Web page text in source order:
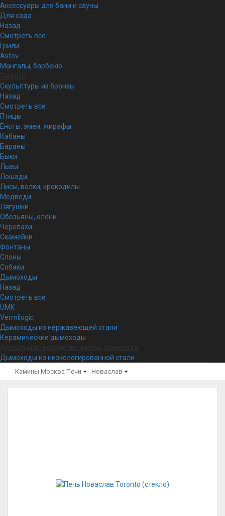
Аксессуары для бани и сауны
Для сада
Назад
Смотреть все
Грили
Astov
Мангалы, барбекю
Скульптуры из бронзы
Назад
Смотреть все
Птицы
Еноты, змеи, жирафы
Кабаны
Бараны
Быки
Львы
Лошади
Лисы, волки, крокодилы
Медведи
Лягушки
Обезьяны, олени
Черепахи
Скамейки
Фонтаны
Слоны
Собаки
Дымоходы
Назад
Смотреть все
UMK
Vermilogic
Дымоходы из нержавеющей стали
Керамические дымоходы
Дымоходы из низколегированной стали
Камины Москва Печи Новаслав